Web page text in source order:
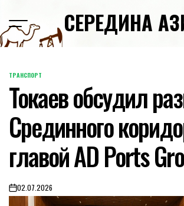
content
СЕРЕДИНА
POSTED
IN
ТРАНСПОРТ
Токаев обсудил
Срединного
главой AD Ports
on02.07.2026